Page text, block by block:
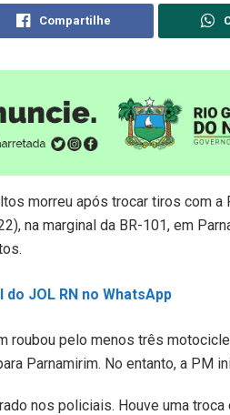
Compartilhe
morreu após trocar tiros com
na marginal da BR-101, em
JOL RN no WhatsApp
roubou pelo menos três
Parnamirim. No entanto, a PM
nos policiais. Houve uma